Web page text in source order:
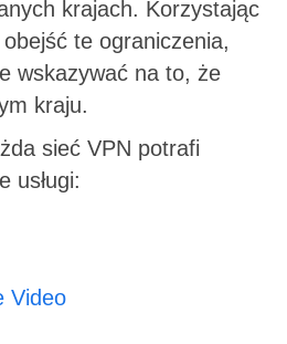
krajach. Korzystając
te ograniczenia,
wskazywać na to, że
kraju.
sieć VPN potrafi
usługi:
Video